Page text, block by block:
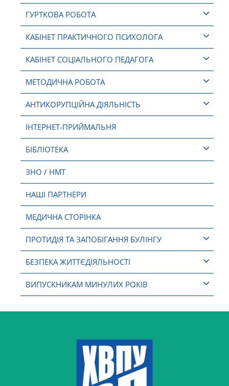
ГУРТКОВА РОБОТА
КАБІНЕТ ПРАКТИЧНОГО ПСИХОЛОГА
КАБІНЕТ СОЦІАЛЬНОГО ПЕДАГОГА
МЕТОДИЧНА РОБОТА
АНТИКОРУПЦІЙНА ДІЯЛЬНІСТЬ
ІНТЕРНЕТ-ПРИЙМАЛЬНЯ
БІБЛІОТЕКА
ЗНО / НМТ
НАШІ ПАРТНЕРИ
МЕДИЧНА СТОРІНКА
ПРОТИДІЯ ТА ЗАПОБІГАННЯ БУЛІНГУ
БЕЗПЕКА ЖИТТЄДІЯЛЬНОСТІ
ВИПУСКНИКАМ МИНУЛИХ РОКІВ